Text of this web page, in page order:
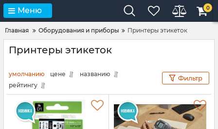
Меню 0
Главная Оборудования и приборы Принтеры этикеток
Принтеры этикеток
умолчанию цене
названию
рейтингу
Фильтр